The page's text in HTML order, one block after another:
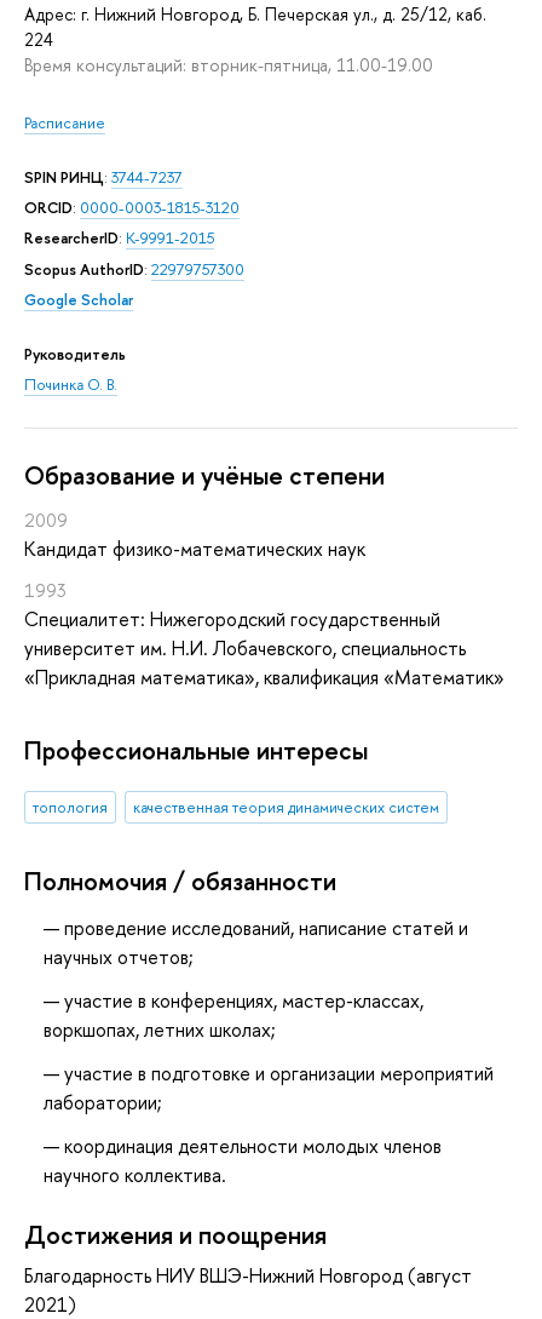
Адрес: г. Нижний Новгород, Б. Печерская ул., д. 25/12, каб.
224
Время консультаций: вторник-пятница, 11.00-19.00
Расписание
SPIN РИНЦ: 3744-7237
ORCID: 0000-0003-1815-3120
ResearcherID: K-9991-2015
Scopus AuthorID: 22979757300
Google Scholar
Руководитель
Починка О. В.
Oбразование и учёные степени
2009
Кандидат физико-математических наук
1993
Специалитет: Нижегородский государственный
университет им. Н.И. Лобачевского, специальность
«Прикладная математика», квалификация «Математик»
Профессиональные интересы
топология качественная теория динамических систем
Полномочия / обязанности
проведение исследований, написание статей и
научных отчетов;
участие в конференциях, мастер-классах,
воркшопах, летних школах;
участие в подготовке и организации мероприятий
лаборатории;
координация деятельности молодых членов
научного коллектива.
Достижения и поощрения
Благодарность НИУ ВШЭ-Нижний Новгород (август
2021)